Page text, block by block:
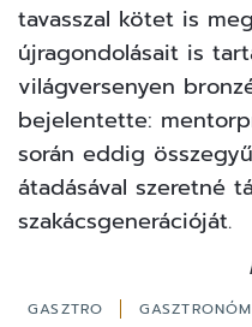
tavasszal kötet is
újragondolásait is
világversenyen
bejelentette:
során eddig
átadásával szeretné
szakácsgenerációját.
GASZTRO